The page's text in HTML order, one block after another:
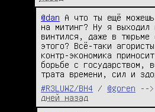
@dan А что ты ещё
на митинг? Ну я выходил
винтился, даже в тюрьме
этого? Всё-таки
контр-экономика
борьбе с государством,
трата времени, сил и
#R3LUWZ/BH4
/ @goren -->
дней назад